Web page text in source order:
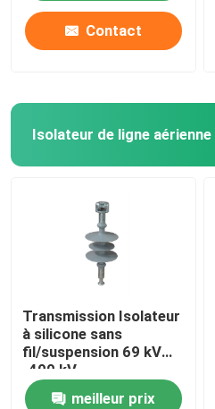
Contact
Isolateur de ligne aérienne
Transmission Isolateur
à silicone sans
fil/suspension 69 kV
-400 kV
meilleur prix